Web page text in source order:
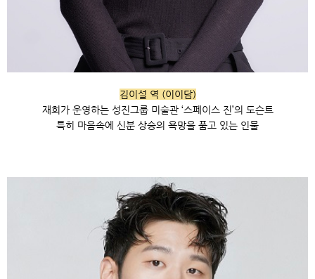
김이설 역 (이이담)
재희가 운영하는 성진그룹 미술관 ‘스페이스 진’의 도슨트
특히 마음속에 신분 상승의 욕망을 품고 있는 인물